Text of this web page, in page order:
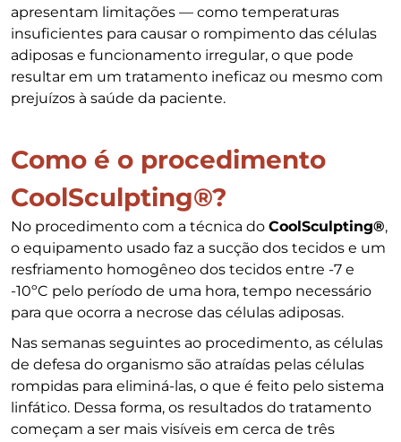
apresentam limitações — como temperaturas
insuficientes para causar o rompimento das células
adiposas e funcionamento irregular, o que pode
resultar em um tratamento ineficaz ou mesmo com
prejuízos à saúde da paciente.
Como é o procedimento
CoolSculpting®?
No procedimento com a técnica do CoolSculpting®,
o equipamento usado faz a sucção dos tecidos e um
resfriamento homogêneo dos tecidos entre -7 e
-10ºC pelo período de uma hora, tempo necessário
para que ocorra a necrose das células adiposas.
Nas semanas seguintes ao procedimento, as células
de defesa do organismo são atraídas pelas células
rompidas para eliminá-las, o que é feito pelo sistema
linfático. Dessa forma, os resultados do tratamento
começam a ser mais visíveis em cerca de três